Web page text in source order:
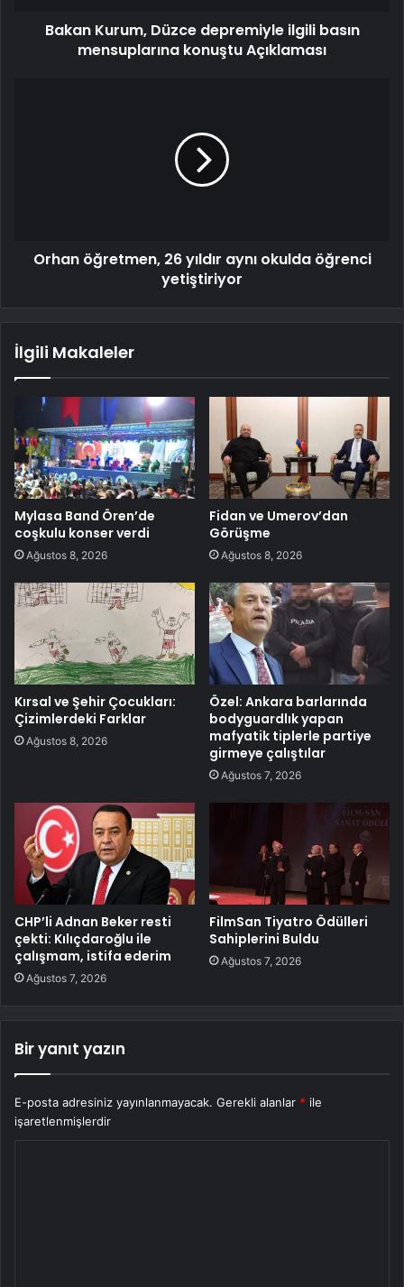
Bakan Kurum, Düzce depremiyle ilgili basın
mensuplarına konuştu Açıklaması
Orhan öğretmen, 26 yıldır aynı okulda öğrenci
yetiştiriyor
İlgili Makaleler
Mylasa Band Ören’de
coşkulu konser verdi
Ağustos 8, 2026
Fidan ve Umerov’dan
Görüşme
Ağustos 8, 2026
Kırsal ve Şehir Çocukları:
Çizimlerdeki Farklar
Ağustos 8, 2026
Özel: Ankara barlarında
bodyguardlık yapan
mafyatik tiplerle partiye
girmeye çalıştılar
Ağustos 7, 2026
CHP’li Adnan Beker resti
çekti: Kılıçdaroğlu ile
çalışmam, istifa ederim
Ağustos 7, 2026
FilmSan Tiyatro Ödülleri
Sahiplerini Buldu
Ağustos 7, 2026
Bir yanıt yazın
E-posta adresiniz yayınlanmayacak. Gerekli alanlar * ile
işaretlenmişlerdir